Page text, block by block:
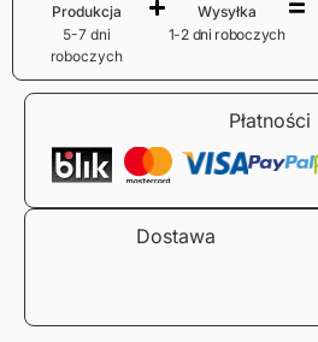
Produkcja
5-7 dni
roboczych
Wysyłka
1-2 dni roboczych
Płatności
Dostawa